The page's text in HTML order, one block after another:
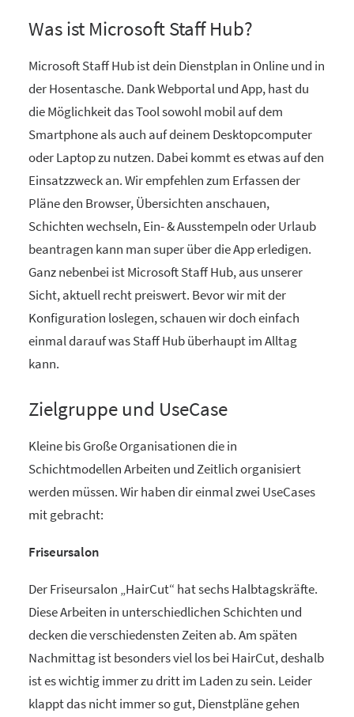
Was ist Microsoft Staff Hub?
Microsoft Staff Hub ist dein Dienstplan in Online und in
der Hosentasche. Dank Webportal und App, hast du
die Möglichkeit das Tool sowohl mobil auf dem
Smartphone als auch auf deinem Desktopcomputer
oder Laptop zu nutzen. Dabei kommt es etwas auf den
Einsatzzweck an. Wir empfehlen zum Erfassen der
Pläne den Browser, Übersichten anschauen,
Schichten wechseln, Ein- & Ausstempeln oder Urlaub
beantragen kann man super über die App erledigen.
Ganz nebenbei ist Microsoft Staff Hub, aus unserer
Sicht, aktuell recht preiswert. Bevor wir mit der
Konfiguration loslegen, schauen wir doch einfach
einmal darauf was Staff Hub überhaupt im Alltag
kann.
Zielgruppe und UseCase
Kleine bis Große Organisationen die in
Schichtmodellen Arbeiten und Zeitlich organisiert
werden müssen. Wir haben dir einmal zwei UseCases
mit gebracht:
Friseursalon
Der Friseursalon „HairCut“ hat sechs Halbtagskräfte.
Diese Arbeiten in unterschiedlichen Schichten und
decken die verschiedensten Zeiten ab. Am späten
Nachmittag ist besonders viel los bei HairCut, deshalb
ist es wichtig immer zu dritt im Laden zu sein. Leider
klappt das nicht immer so gut, Dienstpläne gehen